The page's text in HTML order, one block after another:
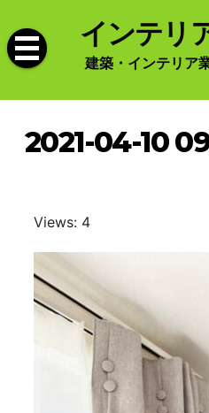
to
content
インテリ
建築・インテリア
2021-04-10
Views: 4